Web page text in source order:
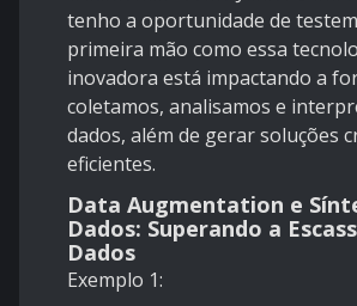
tenho a oportunidade de
primeira mão como essa
inovadora está impactando a
coletamos, analisamos e
dados, além de gerar soluções
eficientes.
Data Augmentation e
Dados: Superando a
Dados
Exemplo 1: